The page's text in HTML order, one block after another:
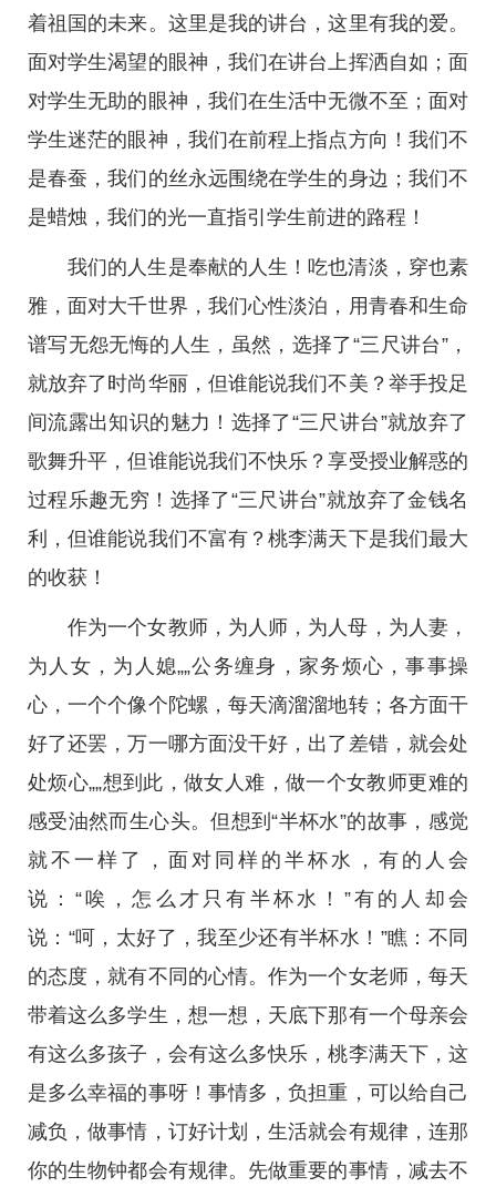
着祖国的未来。这里是我的讲台，这里有我的爱。
面对学生渴望的眼神，我们在讲台上挥洒自如；面
对学生无助的眼神，我们在生活中无微不至；面对
学生迷茫的眼神，我们在前程上指点方向！我们不
是春蚕，我们的丝永远围绕在学生的身边；我们不
是蜡烛，我们的光一直指引学生前进的路程！
我们的人生是奉献的人生！吃也清淡，穿也素
雅，面对大千世界，我们心性淡泊，用青春和生命
谱写无怨无悔的人生，虽然，选择了“三尺讲台”，
就放弃了时尚华丽，但谁能说我们不美？举手投足
间流露出知识的魅力！选择了“三尺讲台”就放弃了
歌舞升平，但谁能说我们不快乐？享受授业解惑的
过程乐趣无穷！选择了“三尺讲台”就放弃了金钱名
利，但谁能说我们不富有？桃李满天下是我们最大
的收获！
作为一个女教师，为人师，为人母，为人妻，
为人女，为人媳„„公务缠身，家务烦心，事事操
心，一个个像个陀螺，每天滴溜溜地转；各方面干
好了还罢，万一哪方面没干好，出了差错，就会处
处烦心„„想到此，做女人难，做一个女教师更难的
感受油然而生心头。但想到“半杯水”的故事，感觉
就不一样了，面对同样的半杯水，有的人会
说：“唉，怎么才只有半杯水！”有的人却会
说：“呵，太好了，我至少还有半杯水！”瞧：不同
的态度，就有不同的心情。作为一个女老师，每天
带着这么多学生，想一想，天底下那有一个母亲会
有这么多孩子，会有这么多快乐，桃李满天下，这
是多么幸福的事呀！事情多，负担重，可以给自己
减负，做事情，订好计划，生活就会有规律，连那
你的生物钟都会有规律。先做重要的事情，减去不